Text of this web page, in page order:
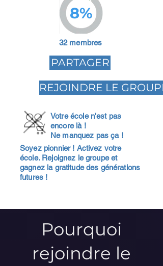
8%
32 membres
PARTAGER
REJOINDRE LE GROUPE
Votre école n'est pas
encore là !
Ne manquez pas ça !
Soyez pionnier ! Activez votre
école. Rejoignez le groupe et
gagnez la gratitude des générations
futures !
Pourquoi
rejoindre le